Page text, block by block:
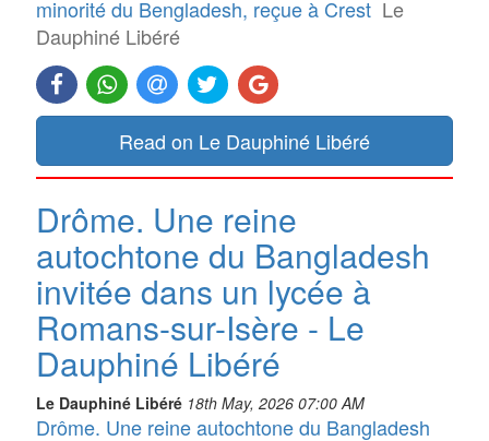
minorité du Bengladesh, reçue à Crest Le
Dauphiné Libéré
Read on Le Dauphiné Libéré
Drôme. Une reine
autochtone du Bangladesh
invitée dans un lycée à
Romans-sur-Isère - Le
Dauphiné Libéré
Le Dauphiné Libéré 18th May, 2026 07:00 AM
Drôme. Une reine autochtone du Bangladesh